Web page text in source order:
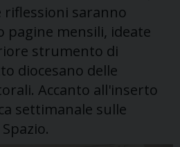
saranno
pagine mensili, ideate
strumento di
diocesano delle
Accanto all'inserto
settimanale sulle